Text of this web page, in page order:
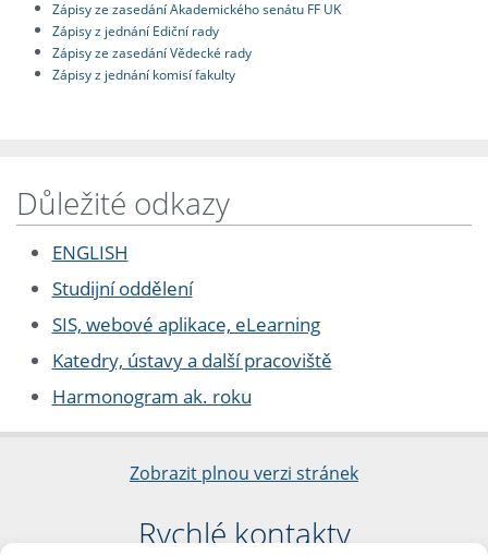
Zápisy ze zasedání Akademického senátu FF UK
Zápisy z jednání Ediční rady
Zápisy ze zasedání Vědecké rady
Zápisy z jednání komisí fakulty
Důležité odkazy
ENGLISH
Studijní oddělení
SIS, webové aplikace, eLearning
Katedry, ústavy a další pracoviště
Harmonogram ak. roku
Zobrazit plnou verzi stránek
Rychlé kontakty